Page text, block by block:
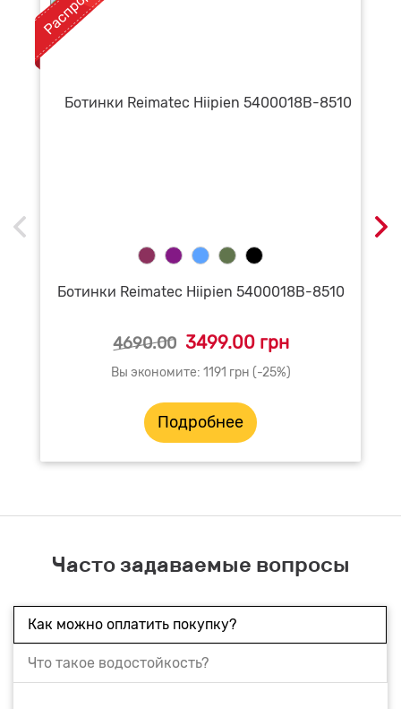
Ботинки Reimatec Hiipien 5400018B-8510
4690.00 3499.00 грн
Вы экономите: 1191 грн (-25%)
Подробнее
Часто задаваемые вопросы
Как можно оплатить покупку?
Что такое водостойкость?